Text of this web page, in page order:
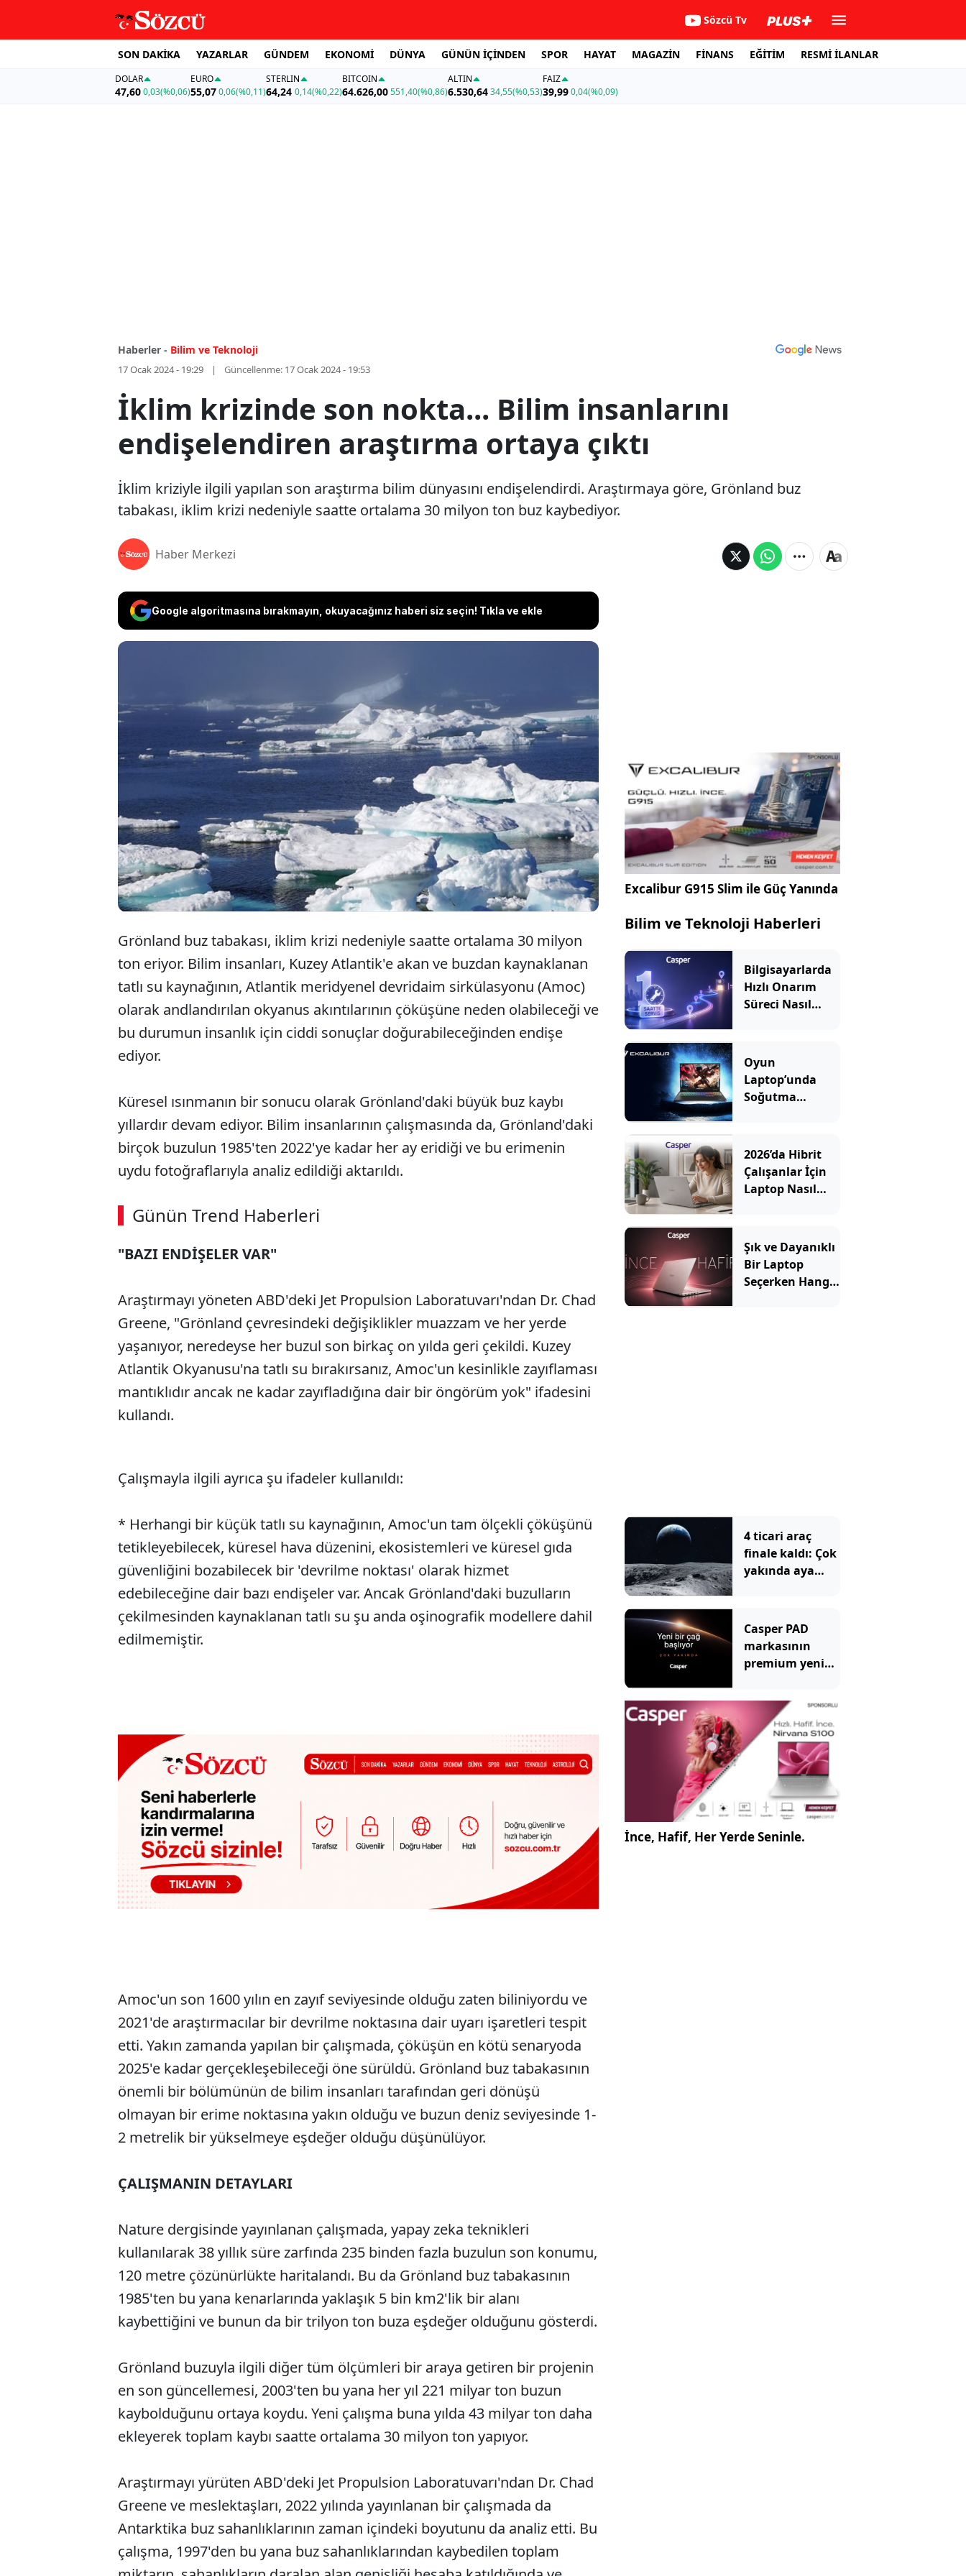
Sözcü Tv
SON DAKİKA YAZARLAR GÜNDEM EKONOMİ DÜNYA GÜNÜN İÇİNDEN SPOR HAYAT MAGAZİN FİNANS EĞİTİM RESMİ İLANLAR
DOLAR
47,600,03(%0,06)
EURO
55,07 0,06(%0,11)
STERLIN
64,24 0,14(%0,22)
BITCOIN
64.626,00551,40(%0,86)
ALTIN
6.530,6434,55(%0,53)
FAİZ
39,990,04(%0,09)
Haberler - Bilim ve Teknoloji
17 Ocak 2024 - 19:29 Güncellenme: 17 Ocak 2024 - 19:53
İklim krizinde son nokta... Bilim insanlarını
endişelendiren araştırma ortaya çıktı
İklim kriziyle ilgili yapılan son araştırma bilim dünyasını endişelendirdi. Araştırmaya göre, Grönland buz
tabakası, iklim krizi nedeniyle saatte ortalama 30 milyon ton buz kaybediyor.
Haber Merkezi
Google algoritmasına bırakmayın, okuyacağınız haberi siz seçin! Tıkla ve ekle
İklim kriziyle ilgili yapılan son araştırma bilim dünyasını
endişelendirdi. Araştırmaya göre, Grönland buz tabakası,
iklim krizi nedeniyle saatte ortalama 30 milyon ton buz
kaybediyor.
Grönland buz tabakası, iklim krizi nedeniyle saatte ortalama 30 milyon
ton eriyor. Bilim insanları, Kuzey Atlantik'e akan ve buzdan kaynaklanan
tatlı su kaynağının, Atlantik meridyenel devridaim sirkülasyonu (Amoc)
olarak andlandırılan okyanus akıntılarının çöküşüne neden olabileceği ve
bu durumun insanlık için ciddi sonuçlar doğurabileceğinden endişe
ediyor.
Küresel ısınmanın bir sonucu olarak Grönland'daki büyük buz kaybı
yıllardır devam ediyor. Bilim insanlarının çalışmasında da, Grönland'daki
birçok buzulun 1985'ten 2022'ye kadar her ay eridiği ve bu erimenin
uydu fotoğraflarıyla analiz edildiği aktarıldı.
Günün Trend Haberleri
SÖZCÜ SON DAKİKA
"BAZI ENDİŞELER VAR"
Araştırmayı yöneten ABD'deki Jet Propulsion Laboratuvarı'ndan Dr. Chad
Greene, "Grönland çevresindeki değişiklikler muazzam ve her yerde
yaşanıyor, neredeyse her buzul son birkaç on yılda geri çekildi. Kuzey
Atlantik Okyanusu'na tatlı su bırakırsanız, Amoc'un kesinlikle zayıflaması
mantıklıdır ancak ne kadar zayıfladığına dair bir öngörüm yok" ifadesini
kullandı.
Çalışmayla ilgili ayrıca şu ifadeler kullanıldı:
* Herhangi bir küçük tatlı su kaynağının, Amoc'un tam ölçekli çöküşünü
tetikleyebilecek, küresel hava düzenini, ekosistemleri ve küresel gıda
güvenliğini bozabilecek bir 'devrilme noktası' olarak hizmet
edebileceğine dair bazı endişeler var. Ancak Grönland'daki buzulların
çekilmesinden kaynaklanan tatlı su şu anda oşinografik modellere dahil
edilmemiştir.
Amoc'un son 1600 yılın en zayıf seviyesinde olduğu zaten biliniyordu ve
2021'de araştırmacılar bir devrilme noktasına dair uyarı işaretleri tespit
etti. Yakın zamanda yapılan bir çalışmada, çöküşün en kötü senaryoda
2025'e kadar gerçekleşebileceği öne sürüldü. Grönland buz tabakasının
önemli bir bölümünün de bilim insanları tarafından geri dönüşü
olmayan bir erime noktasına yakın olduğu ve buzun deniz seviyesinde 1-
2 metrelik bir yükselmeye eşdeğer olduğu düşünülüyor.
ÇALIŞMANIN DETAYLARI
Nature dergisinde yayınlanan çalışmada, yapay zeka teknikleri
kullanılarak 38 yıllık süre zarfında 235 binden fazla buzulun son konumu,
120 metre çözünürlükte haritalandı. Bu da Grönland buz tabakasının
1985'ten bu yana kenarlarında yaklaşık 5 bin km2'lik bir alanı
kaybettiğini ve bunun da bir trilyon ton buza eşdeğer olduğunu gösterdi.
Grönland buzuyla ilgili diğer tüm ölçümleri bir araya getiren bir projenin
en son güncellemesi, 2003'ten bu yana her yıl 221 milyar ton buzun
kaybolduğunu ortaya koydu. Yeni çalışma buna yılda 43 milyar ton daha
ekleyerek toplam kaybı saatte ortalama 30 milyon ton yapıyor.
Araştırmayı yürüten ABD'deki Jet Propulsion Laboratuvarı'ndan Dr. Chad
Greene ve meslektaşları, 2022 yılında yayınlanan bir çalışmada da
Antarktika buz sahanlıklarının zaman içindeki boyutunu da analiz etti. Bu
çalışma, 1997'den bu yana buz sahanlıklarından kaybedilen toplam
Excalibur G915 Slim ile Güç Yanında
Bilim ve Teknoloji Haberleri
Bilgisayarlarda
Hızlı Onarım
Süreci Nasıl
Oyun
Laptop’unda
Soğutma
2026’da Hibrit
Çalışanlar İçin
Laptop Nasıl
Önemli?
Şık ve Dayanıklı
Bir Laptop
Seçerken Hangi
4 ticari araç
finale kaldı: Çok
yakında aya
Casper PAD
markasının
premium yeni
sayım başladı
İnce, Hafif, Her Yerde Seninle.